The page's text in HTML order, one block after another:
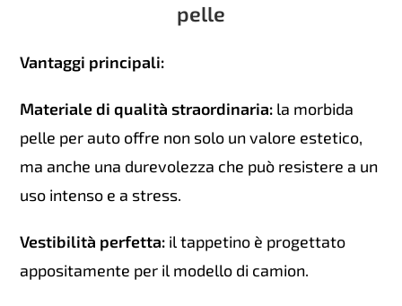
pelle
Vantaggi principali:
Materiale di qualità straordinaria: la morbida
pelle per auto offre non solo un valore estetico,
ma anche una durevolezza che può resistere a un
uso intenso e a stress.
Vestibilità perfetta: il tappetino è progettato
appositamente per il modello di camion.